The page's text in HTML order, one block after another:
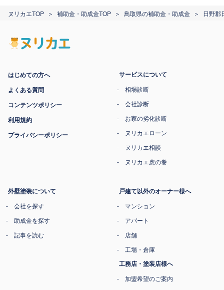
ヌリカエTOP 補助金・助成金TOP 鳥取県の補助金・助成金 日野郡
はじめての方へ
よくある質問
コンテンツポリシー
利用規約
プライバシーポリシー
サービスについて
相場診断
会社診断
お家の劣化診断
ヌリカエローン
ヌリカエ相談
ヌリカエ虎の巻
外壁塗装について
会社を探す
助成金を探す
記事を読む
戸建て以外のオーナー様へ
マンション
アパート
店舗
工場・倉庫
工務店・塗装店様へ
加盟希望のご案内